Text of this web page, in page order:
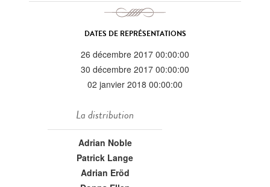
DATES DE REPRÉSENTATIONS
26 décembre 2017 00:00:00
30 décembre 2017 00:00:00
02 janvier 2018 00:00:00
La distribution
Adrian Noble
Patrick Lange
Adrian Eröd